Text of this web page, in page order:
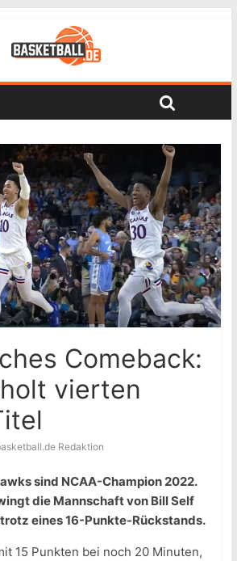
Comeback:
vierten
Redaktion
sind NCAA-Champion 2022.
die Mannschaft von Bill Self
eines 16-Punkte-Rückstands.
15 Punkten bei noch 20 Minuten,